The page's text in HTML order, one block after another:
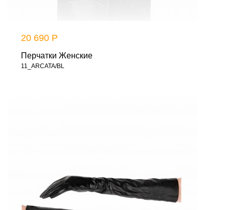
20 690 Р
Перчатки Женские
11_ARCATA/BL